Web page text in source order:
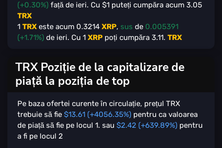
(+0.30%) față de ieri. Cu $1 puteți cumpăra acum 3.05
TRX
1 TRX este acum 0.3214 XRP, sus de 0.005391
(+1.71%) de ieri. Cu 1 XRP poți cumpăra 3.11. TRX
TRX Poziție de la capitalizare de
piață la poziția de top
Pe baza ofertei curente în circulație, prețul TRX
trebuie să fie $13.61 (+4056.35%) pentru ca valoarea
de piață să fie pe locul 1. sau $2.42 (+639.89%) pentru
a fi pe locul 2